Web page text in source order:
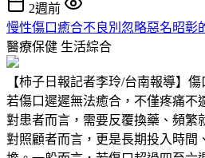
2週前
慢性傷口癒合不良別忽略惡名昭彰
醫療保健 生活綜合
【柿子日報記者李玲/台南報導】
若傷口遲遲無法癒合，不僅疼痛不
對患者而言，需要反覆換藥、頻繁
對照顧者而言，更是長期投入時間